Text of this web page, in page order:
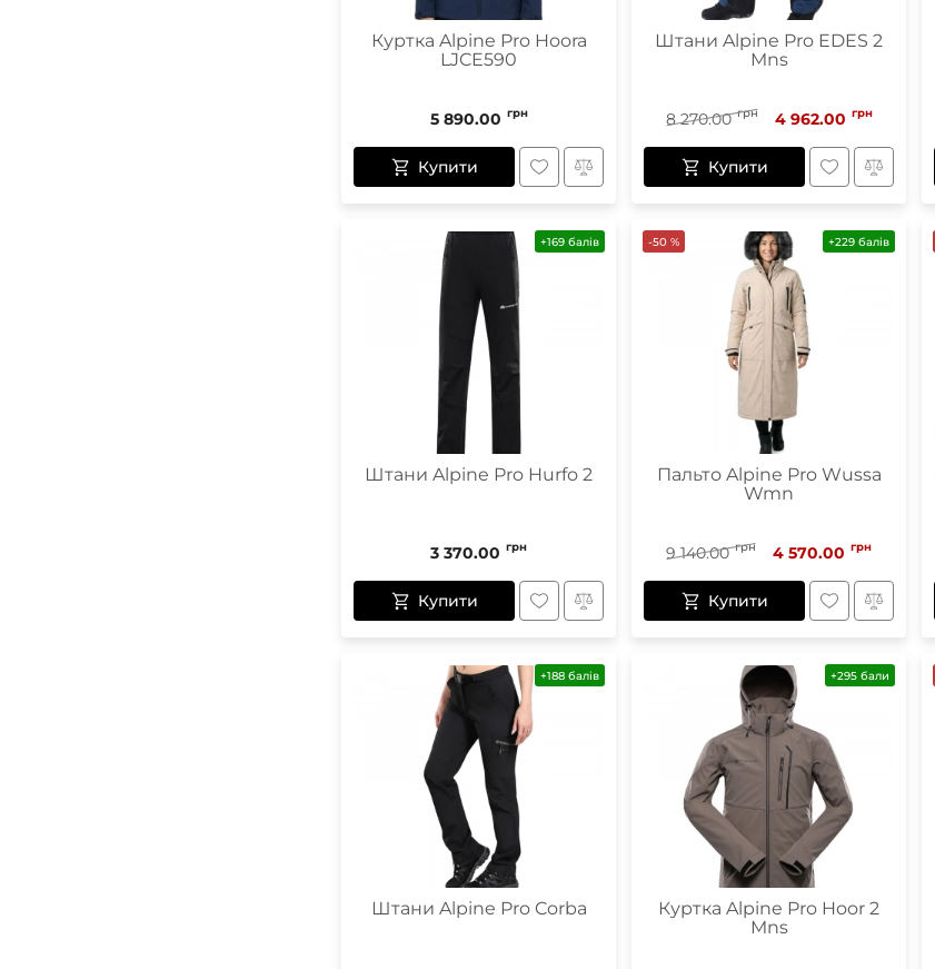
Куртка Alpine Pro Hoora
LJCE590
5 890.00 грн
Купити
Штани Alpine Pro EDES 2
Mns
8 270.00 грн 4 962.00 грн
Купити
+169 балів
Штани Alpine Pro Hurfo 2
3 370.00 грн
Купити
-50 % +229 балів
Пальто Alpine Pro Wussa
Wmn
9 140.00 грн 4 570.00 грн
Купити
+188 балів
Штани Alpine Pro Corba
+295 бали
Куртка Alpine Pro Hoor 2
Mns